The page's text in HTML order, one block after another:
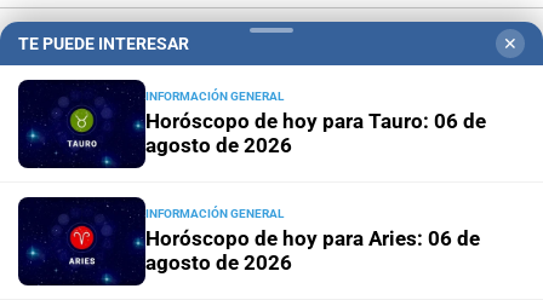
Hemeroteca Digital (1930-1979)
Administración y Publicidad-
Opcionales con El Litoral-MediaKit
TE PUEDE INTERESAR ✕
INFORMACIÓN GENERAL
Horóscopo de hoy para Tauro: 06 de
agosto de 2026
INFORMACIÓN GENERAL
Horóscopo de hoy para Aries: 06 de
agosto de 2026